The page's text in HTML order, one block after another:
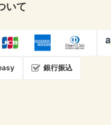
いて
銀行振込